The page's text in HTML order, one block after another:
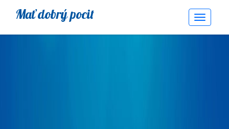
Mať dobrý pocit
Toggle